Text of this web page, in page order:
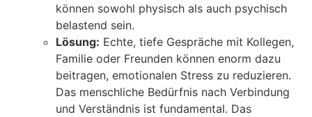
können sowohl physisch als auch psychisch
belastend sein.
Lösung: Echte, tiefe Gespräche mit Kollegen,
Familie oder Freunden können enorm dazu
beitragen, emotionalen Stress zu reduzieren.
Das menschliche Bedürfnis nach Verbindung
und Verständnis ist fundamental. Das